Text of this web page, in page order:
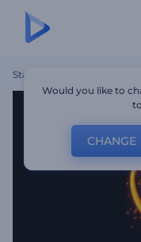
Startseite
Would you like to
CHANGE